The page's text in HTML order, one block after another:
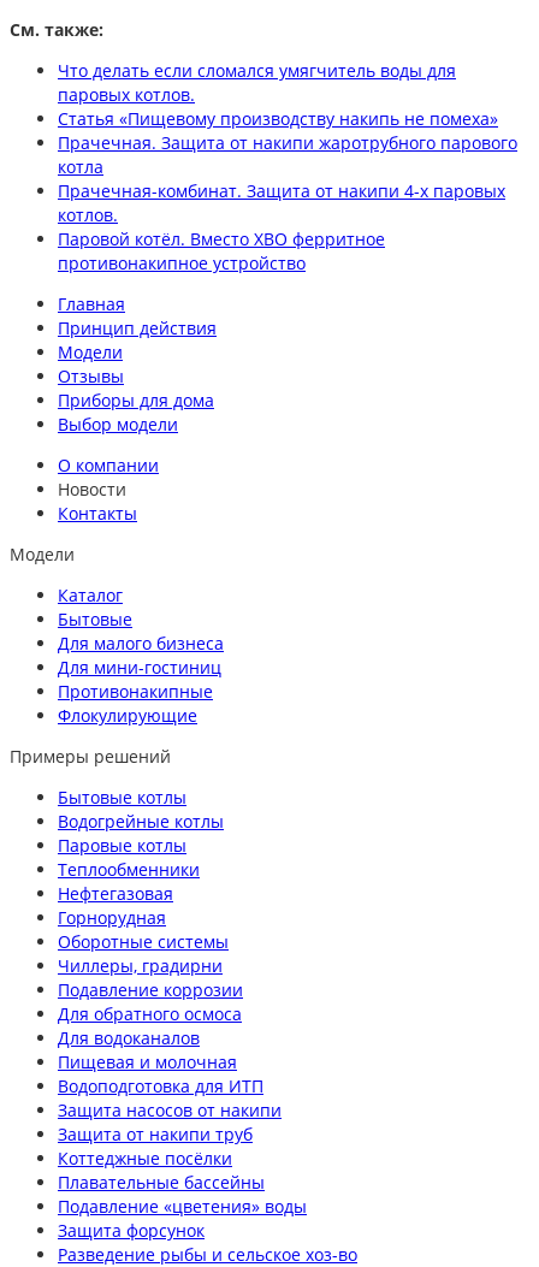
См. также:
Что делать если сломался умягчитель воды для
паровых котлов.
Статья «Пищевому производству накипь не помеха»
Прачечная. Защита от накипи жаротрубного парового
котла
Прачечная-комбинат. Защита от накипи 4-х паровых
котлов.
Паровой котёл. Вместо ХВО ферритное
противонакипное устройство
Главная
Принцип действия
Модели
Отзывы
Приборы для дома
Выбор модели
О компании
Новости
Контакты
Модели
Каталог
Бытовые
Для малого бизнеса
Для мини-гостиниц
Противонакипные
Флокулирующие
Примеры решений
Бытовые котлы
Водогрейные котлы
Паровые котлы
Теплообменники
Нефтегазовая
Горнорудная
Оборотные системы
Чиллеры, градирни
Подавление коррозии
Для обратного осмоса
Для водоканалов
Пищевая и молочная
Водоподготовка для ИТП
Защита насосов от накипи
Защита от накипи труб
Коттеджные посёлки
Плавательные бассейны
Подавление «цветения» воды
Защита форсунок
Разведение рыбы и сельское хоз-во